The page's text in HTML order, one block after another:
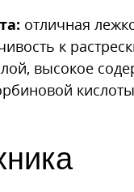
отличная
к
высокое